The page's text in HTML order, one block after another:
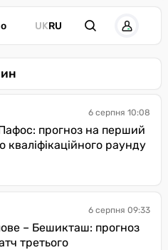
UKRU
6 серпня 10:08
прогноз на перший
кваліфікаційного раунду
6 серпня 09:33
– Бешикташ: прогноз
третього